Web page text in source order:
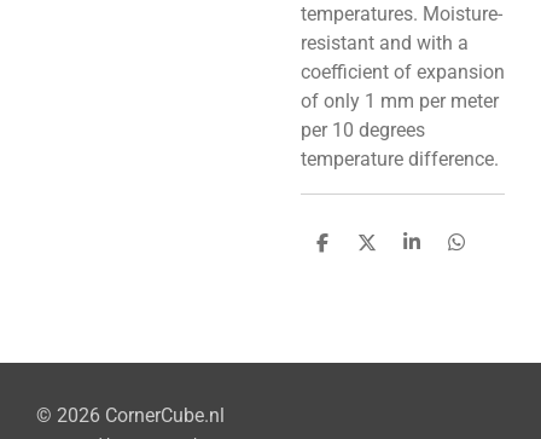
temperatures. Moisture-
resistant and with a
coefficient of expansion
of only 1 mm per meter
per 10 degrees
temperature difference.
D
D
S
D
© 2026 CornerCube.nl